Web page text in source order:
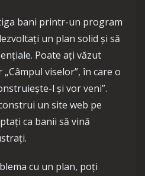
bani printr-un program
un plan solid și să
Poate ați văzut
viselor”, în care o
l și vor veni”.
un site web pe
ca banii să vină
cu un plan, poți